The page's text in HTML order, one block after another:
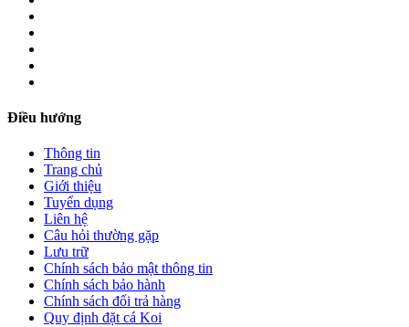
Điều hướng
Thông tin
Trang chủ
Giới thiệu
Tuyển dụng
Liên hệ
Câu hỏi thường gặp
Lưu trữ
Chính sách bảo mật thông tin
Chính sách bảo hành
Chính sách đổi trả hàng
Quy định đặt cá Koi